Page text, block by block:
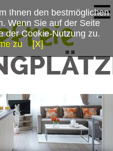
Ihnen den bestmöglichen
Wenn Sie auf der Seite
der Cookie-Nutzung zu.
zu
[X]